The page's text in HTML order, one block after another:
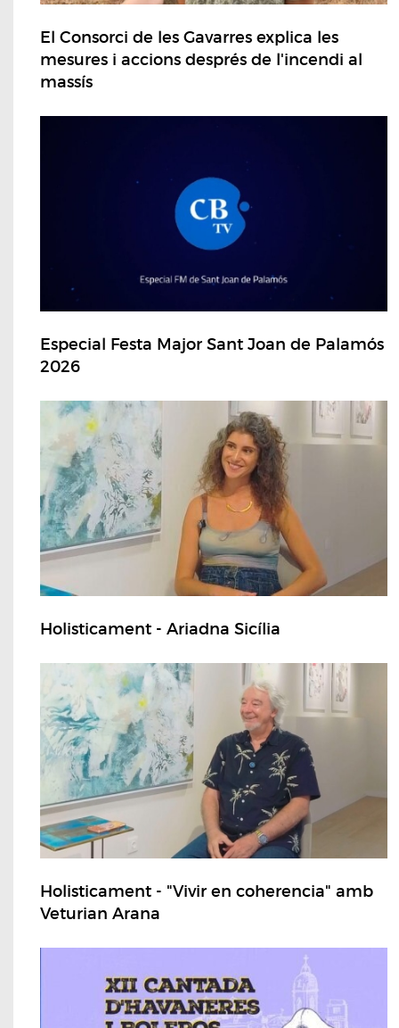
El Consorci de les Gavarres explica les
mesures i accions després de l'incendi al
massís
Especial Festa Major Sant Joan de Palamós
2026
Holisticament - Ariadna Sicília
Holisticament - "Vivir en coherencia" amb
Veturian Arana